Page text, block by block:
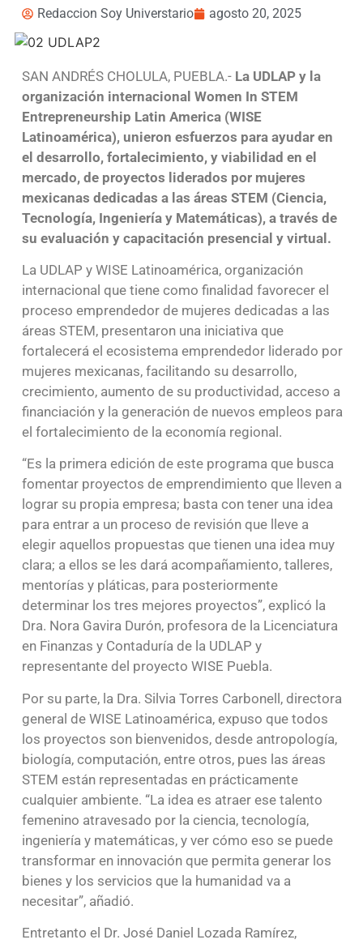
Redaccion Soy Universtario agosto 20, 2025
SAN ANDRÉS CHOLULA, PUEBLA.- La UDLAP y la
organización internacional Women In STEM
Entrepreneurship Latin America (WISE
Latinoamérica), unieron esfuerzos para ayudar en
el desarrollo, fortalecimiento, y viabilidad en el
mercado, de proyectos liderados por mujeres
mexicanas dedicadas a las áreas STEM (Ciencia,
Tecnología, Ingeniería y Matemáticas), a través de
su evaluación y capacitación presencial y virtual.
La UDLAP y WISE Latinoamérica, organización
internacional que tiene como finalidad favorecer el
proceso emprendedor de mujeres dedicadas a las
áreas STEM, presentaron una iniciativa que
fortalecerá el ecosistema emprendedor liderado por
mujeres mexicanas, facilitando su desarrollo,
crecimiento, aumento de su productividad, acceso a
financiación y la generación de nuevos empleos para
el fortalecimiento de la economía regional.
“Es la primera edición de este programa que busca
fomentar proyectos de emprendimiento que lleven a
lograr su propia empresa; basta con tener una idea
para entrar a un proceso de revisión que lleve a
elegir aquellos propuestas que tienen una idea muy
clara; a ellos se les dará acompañamiento, talleres,
mentorías y pláticas, para posteriormente
determinar los tres mejores proyectos”, explicó la
Dra. Nora Gavira Durón, profesora de la Licenciatura
en Finanzas y Contaduría de la UDLAP y
representante del proyecto WISE Puebla.
Por su parte, la Dra. Silvia Torres Carbonell, directora
general de WISE Latinoamérica, expuso que todos
los proyectos son bienvenidos, desde antropología,
biología, computación, entre otros, pues las áreas
STEM están representadas en prácticamente
cualquier ambiente. “La idea es atraer ese talento
femenino atravesado por la ciencia, tecnología,
ingeniería y matemáticas, y ver cómo eso se puede
transformar en innovación que permita generar los
bienes y los servicios que la humanidad va a
necesitar”, añadió.
Entretanto el Dr. José Daniel Lozada Ramírez,